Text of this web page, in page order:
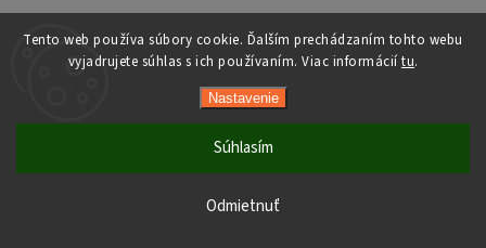
Tento web používa súbory cookie. Ďalším prechádzaním tohto webu
vyjadrujete súhlas s ich používaním. Viac informácií tu.
Nastavenie
Odmietnuť
Súhlasím
Počas horúcich dní neodporúčame doručenie do ParcelBoxov.
Produkty citlivé na vysoké teploty nemusia byť pri prevzatí v